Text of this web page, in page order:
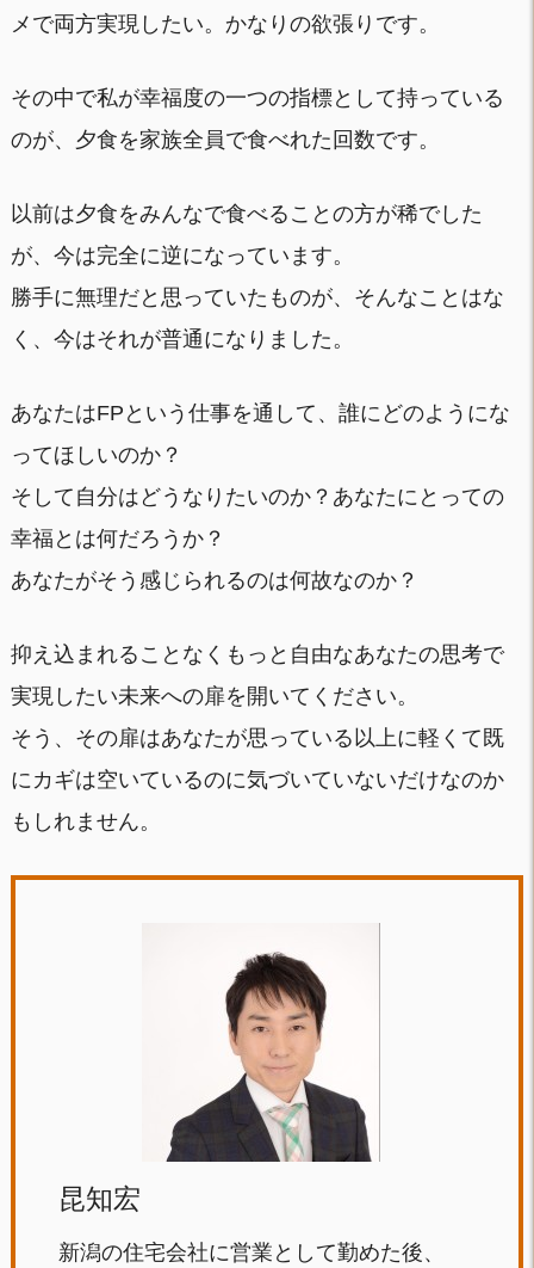
メで両方実現したい。かなりの欲張りです。
その中で私が幸福度の一つの指標として持っている
のが、夕食を家族全員で食べれた回数です。
以前は夕食をみんなで食べることの方が稀でした
が、今は完全に逆になっています。
勝手に無理だと思っていたものが、そんなことはな
く、今はそれが普通になりました。
あなたはFPという仕事を通して、誰にどのようにな
ってほしいのか？
そして自分はどうなりたいのか？あなたにとっての
幸福とは何だろうか？
あなたがそう感じられるのは何故なのか？
抑え込まれることなくもっと自由なあなたの思考で
実現したい未来への扉を開いてください。
そう、その扉はあなたが思っている以上に軽くて既
にカギは空いているのに気づいていないだけなのか
もしれません。
昆知宏
新潟の住宅会社に営業として勤めた後、